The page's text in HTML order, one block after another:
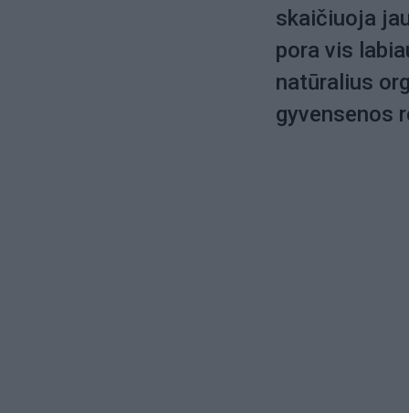
skaičiuoja
pora vis
natūralius
gyvensenos